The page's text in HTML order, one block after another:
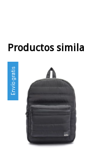
Productos
Envío gratis